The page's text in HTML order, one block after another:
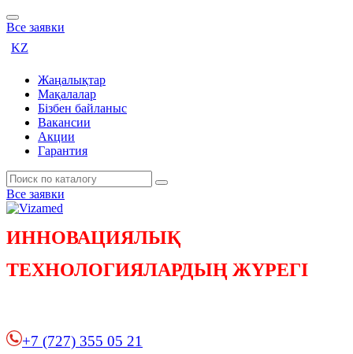
Все заявки
KZ
Жаңалықтар
Мақалалар
Бізбен байланыс
Вакансии
Акции
Гарантия
Все заявки
ИННОВАЦИЯЛЫҚ
ТЕХНОЛОГИЯЛАРДЫҢ ЖҮРЕГІ
+7 (727) 355 05 21